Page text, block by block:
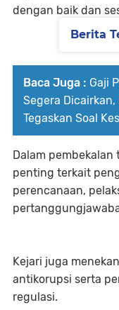
dengan baik dan
Baca Juga : Gaji
Segera
Tegaskan Soal
Dalam
penting terkait
perencanaan,
Kejari juga
antikorupsi serta
regulasi.
Berita